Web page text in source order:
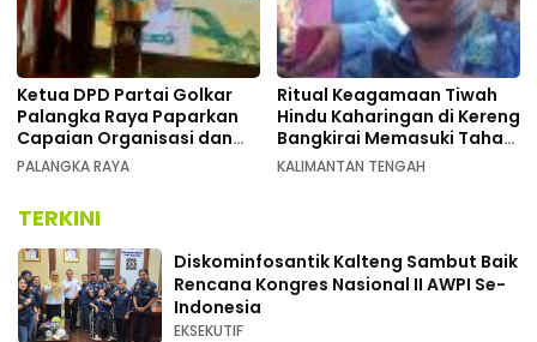
Ketua DPD Partai Golkar
Palangka Raya Paparkan
Capaian Organisasi dan
Kemenangan Pemilu pada
PALANGKA RAYA
Ritual Keagamaan Tiwah
Hindu Kaharingan di Kereng
Bangkirai Memasuki Tahap
Akhir
KALIMANTAN TENGAH
TERKINI
Diskominfosantik Kalteng Sambut Baik
Rencana Kongres Nasional II AWPI Se-
Indonesia
EKSEKUTIF